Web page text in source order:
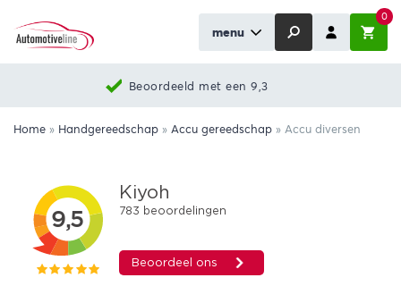
menu
0
Beoordeeld met een 9,3
Home » Handgereedschap » Accu gereedschap » Accu diversen